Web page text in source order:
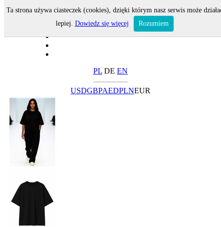
PL DE EN
USDGBPAEDPLNEUR
Ta strona używa ciasteczek (cookies), dzięki którym nasz serwis może
lepiej. Dowiedz się więcej Rozumiem